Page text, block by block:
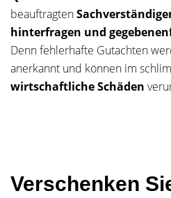
beauftragten
hinterfragen und
Denn fehlerhafte Gutachten
anerkannt und können im
wirtschaftliche Schäden
Verschenken